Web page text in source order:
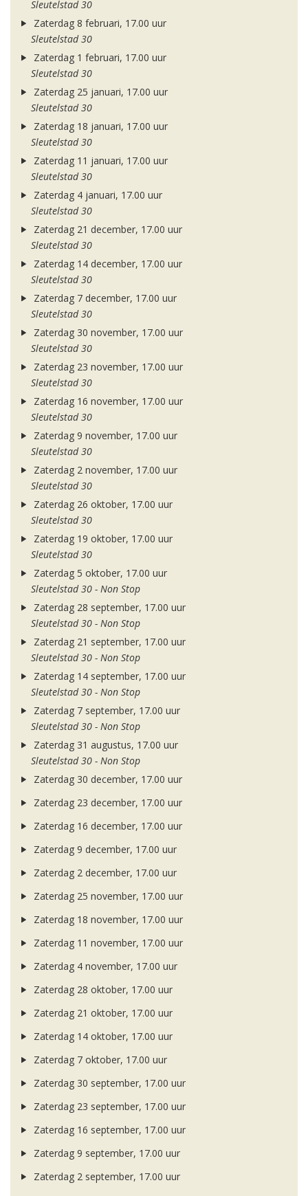
Sleutelstad 30
Zaterdag 8 februari, 17.00 uur
Sleutelstad 30
Zaterdag 1 februari, 17.00 uur
Sleutelstad 30
Zaterdag 25 januari, 17.00 uur
Sleutelstad 30
Zaterdag 18 januari, 17.00 uur
Sleutelstad 30
Zaterdag 11 januari, 17.00 uur
Sleutelstad 30
Zaterdag 4 januari, 17.00 uur
Sleutelstad 30
Zaterdag 21 december, 17.00 uur
Sleutelstad 30
Zaterdag 14 december, 17.00 uur
Sleutelstad 30
Zaterdag 7 december, 17.00 uur
Sleutelstad 30
Zaterdag 30 november, 17.00 uur
Sleutelstad 30
Zaterdag 23 november, 17.00 uur
Sleutelstad 30
Zaterdag 16 november, 17.00 uur
Sleutelstad 30
Zaterdag 9 november, 17.00 uur
Sleutelstad 30
Zaterdag 2 november, 17.00 uur
Sleutelstad 30
Zaterdag 26 oktober, 17.00 uur
Sleutelstad 30
Zaterdag 19 oktober, 17.00 uur
Sleutelstad 30
Zaterdag 5 oktober, 17.00 uur
Sleutelstad 30 - Non Stop
Zaterdag 28 september, 17.00 uur
Sleutelstad 30 - Non Stop
Zaterdag 21 september, 17.00 uur
Sleutelstad 30 - Non Stop
Zaterdag 14 september, 17.00 uur
Sleutelstad 30 - Non Stop
Zaterdag 7 september, 17.00 uur
Sleutelstad 30 - Non Stop
Zaterdag 31 augustus, 17.00 uur
Sleutelstad 30 - Non Stop
Zaterdag 30 december, 17.00 uur
Zaterdag 23 december, 17.00 uur
Zaterdag 16 december, 17.00 uur
Zaterdag 9 december, 17.00 uur
Zaterdag 2 december, 17.00 uur
Zaterdag 25 november, 17.00 uur
Zaterdag 18 november, 17.00 uur
Zaterdag 11 november, 17.00 uur
Zaterdag 4 november, 17.00 uur
Zaterdag 28 oktober, 17.00 uur
Zaterdag 21 oktober, 17.00 uur
Zaterdag 14 oktober, 17.00 uur
Zaterdag 7 oktober, 17.00 uur
Zaterdag 30 september, 17.00 uur
Zaterdag 23 september, 17.00 uur
Zaterdag 16 september, 17.00 uur
Zaterdag 9 september, 17.00 uur
Zaterdag 2 september, 17.00 uur